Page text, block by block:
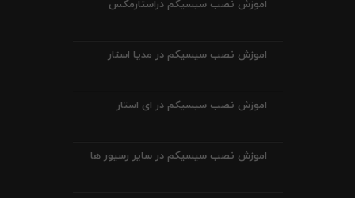
اموزش نصب سیسیکم دراستارمکس
اموزش نصب سیسیکم در مدیا استار
اموزش نصب سیسیکم در ای استار
اموزش نصب سیسیکم در سایر رسیور ها